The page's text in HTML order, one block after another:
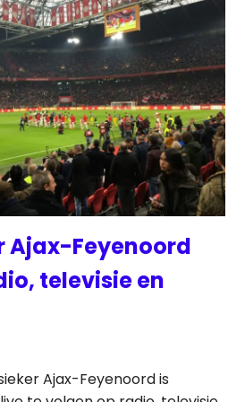
Ajax-Feyenoord
televisie en
Ajax-Feyenoord is